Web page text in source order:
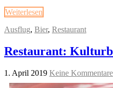
Weiterlesen
Ausflug, Bier, Restaurant
Restaurant:
1. April 2019 Keine Kommentare